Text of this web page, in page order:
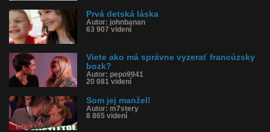
Prvá detská láska
Autor: johnbanan
63 907 videní
Viete ako má správne vyzerať francúzsky
bozk?
Autor: pepo9941
20 081 videní
Som jej manžel!
Autor: m7stery
8 865 videní